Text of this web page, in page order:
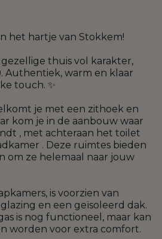
het hartje van Stokkem!
thuis vol karakter,
Authentiek, warm en klaar
touch. ✨
je met een zithoek en
kom je in de aanbouw waar
, met achteraan het toilet
. Deze ruimtes bieden
om ze helemaal naar jouw
is voorzien van
en een geïsoleerd dak.
is nog functioneel, maar kan
worden voor extra comfort.